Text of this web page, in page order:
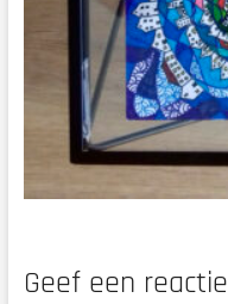
Geef een reactie